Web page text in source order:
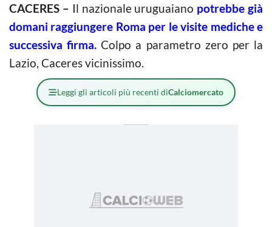
CACERES – Il nazionale uruguaiano potrebbe già
domani raggiungere Roma per le visite mediche e
successiva firma. Colpo a parametro zero per la
Lazio, Caceres vicinissimo.
Leggi gli articoli più recenti diCalciomercato